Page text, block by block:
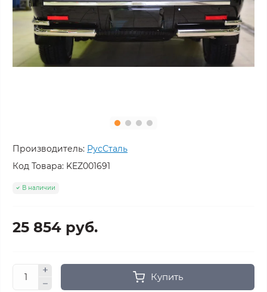
Производитель: РусСталь
Код Товара: KEZ001691
В наличии
25 854 руб.
Купить